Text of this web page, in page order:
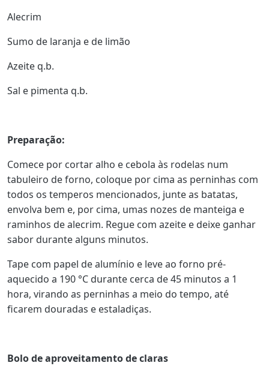
Alecrim
Sumo de laranja e de limão
Azeite q.b.
Sal e pimenta q.b.
Preparação:
Comece por cortar alho e cebola às rodelas num
tabuleiro de forno, coloque por cima as perninhas com
todos os temperos mencionados, junte as batatas,
envolva bem e, por cima, umas nozes de manteiga e
raminhos de alecrim. Regue com azeite e deixe ganhar
sabor durante alguns minutos.
Tape com papel de alumínio e leve ao forno pré-
aquecido a 190 °C durante cerca de 45 minutos a 1
hora, virando as perninhas a meio do tempo, até
ficarem douradas e estaladiças.
Bolo de aproveitamento de claras